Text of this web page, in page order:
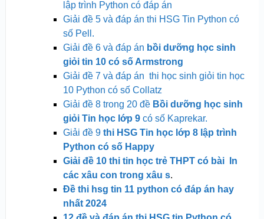
lập trình Python có đáp án
Giải đề 5 và đáp án thi HSG Tin Python có
số Pell.
Giải đề 6 và đáp án bồi dưỡng học sinh
giỏi tin 10 có số Armstrong
Giải đề 7 và đáp án thi học sinh giỏi tin học
10 Python có số Collatz
Giải đề 8 trong 20 đề Bồi dưỡng học sinh
giỏi Tin học lớp 9có số Kaprekar.
Giải đề 9 thi HSG Tin học lớp 8 lập trình
Python có số Happy
Giải đề 10 thi tin học trẻ THPT có bài In
các xâu con trong xâu s.
Đề thi hsg tin 11 python có đáp án hay
nhất 2024